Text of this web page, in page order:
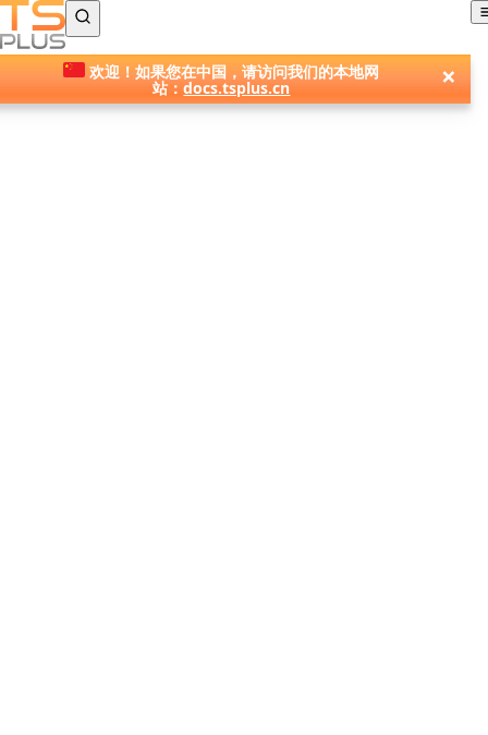
TSplus 文档 ®
欢迎！如果您在中国，请访问我们的本地网
站：docs.tsplus.cn ×